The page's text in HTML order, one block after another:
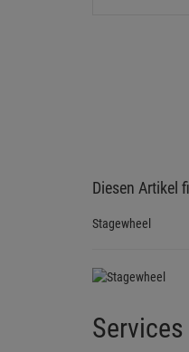
Diesen Artikel
Stagewheel